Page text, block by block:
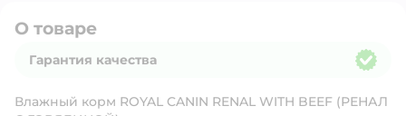
О товаре
Гарантия качества
Влажный корм ROYAL CANIN RENAL WITH BEEF (РЕНАЛ